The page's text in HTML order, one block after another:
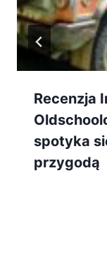
Recenzja
spotyka
przygodą